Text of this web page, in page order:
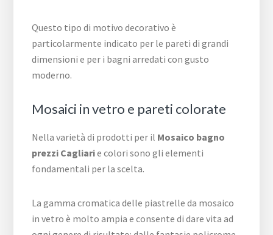
Questo tipo di motivo decorativo è
particolarmente indicato per le pareti di grandi
dimensioni e per i bagni arredati con gusto
moderno.
Mosaici in vetro e pareti colorate
Nella varietà di prodotti per il Mosaico bagno
prezzi Cagliarie colori sono gli elementi
fondamentali per la scelta.
La gamma cromatica delle piastrelle da mosaico
in vetro è molto ampia e consente di dare vita ad